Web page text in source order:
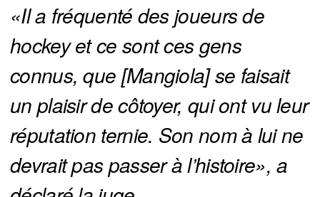
«Il a fréquenté des joueurs de
hockey et ce sont ces gens
connus, que [Mangiola] se faisait
un plaisir de côtoyer, qui ont vu leur
réputation ternie. Son nom à lui ne
devrait pas passer à l’histoire», a